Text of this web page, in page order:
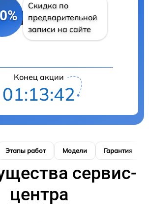
Скидка по
предварительной
записи на сайте
Конец акции
01:13:41
Этапы работ Модели Гарантия
сервис-
центра